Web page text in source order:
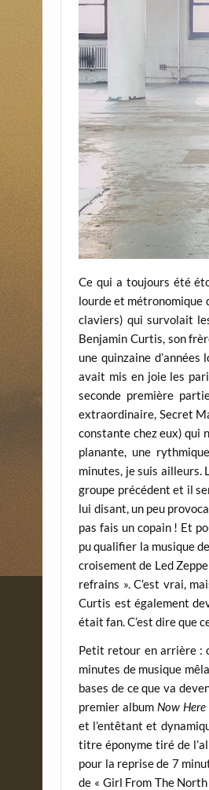
Ce qui a toujours été
lourde et métronomique
claviers) qui survolait
Benjamin Curtis, son
une quinzaine
avait mis en joie les
seconde première
extraordinaire, Secret
constante chez eux) qui
planante, une
minutes, je suis ailleurs.
groupe précédent et il
lui disant, un peu
pas fais un copain ! Et
pu qualifier la musique
croisement de Led
refrains ». C’est vrai,
Curtis est également
était fan. C’est dire que
Petit retour en arrière :
minutes de musique
bases de ce que va
premier album Now
et l’entêtant et
titre éponyme tiré de
pour la reprise de 7
de « Girl From The